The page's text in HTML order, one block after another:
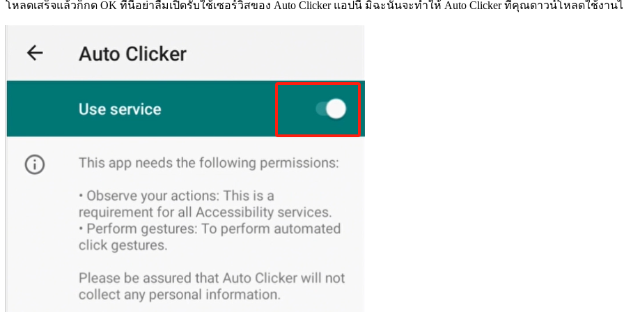
โหลดเสร็จแล้วก็กด OK ที่นี่อย่าลืมเปิดรับใช้เซอร์วิสของ Auto Clicker แอปนี้ มิฉะนั้นจะทำให้ Auto Clicker ที่คุณดาวน์โหลดใช้งาน